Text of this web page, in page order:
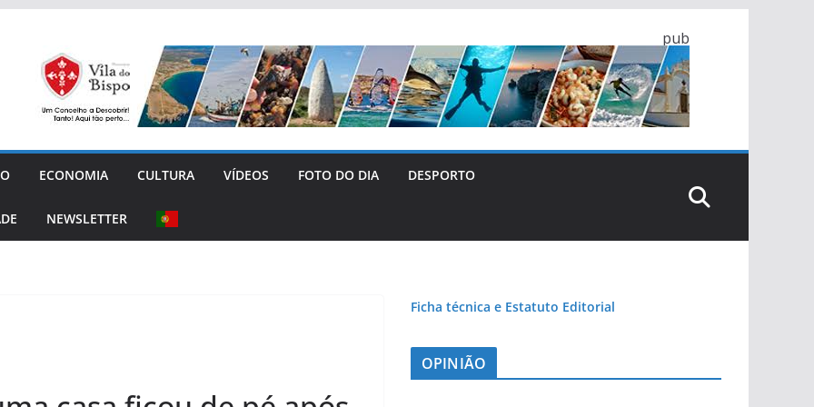
pub
ECONOMIA CULTURA VÍDEOS FOTO DO DIA DESPORTO
NEWSLETTER
Ficha técnica e Estatuto Editorial
OPINIÃO